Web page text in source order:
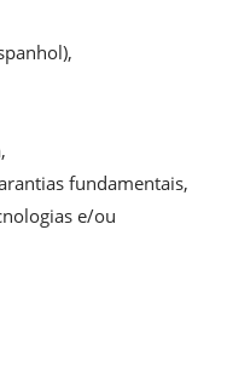
fundamentais,
e/ou